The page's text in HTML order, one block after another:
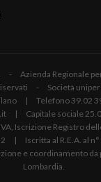
- Azienda Regionale
- Società
| Telefono 39.02
| Capitale sociale
Iscrizione Registro
| Iscritta al R.E.A. al
e coordinamento da
Lombardia.